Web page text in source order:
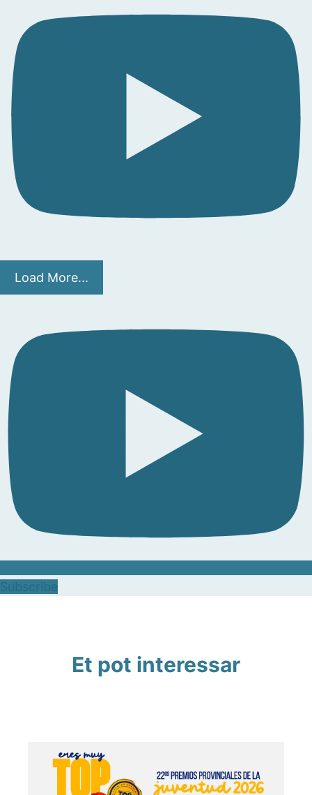
Load More...
Et pot interessar